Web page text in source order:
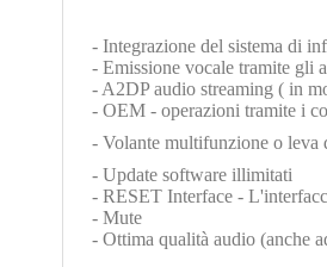
- Integrazione del sistema di
- Emissione vocale tramite gli
- A2DP audio streaming ( in
- OEM - operazioni tramite i
- Volante multifunzione o leva
- Update software illimitati
- RESET Interface -
- Mute
- Ottima qualità audio (anche